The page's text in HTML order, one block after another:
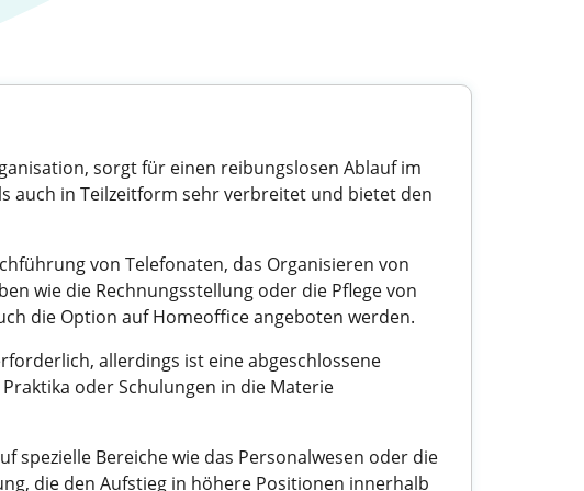
sorgt für einen reibungslosen Ablauf im
auch in Teilzeitform sehr verbreitet und bietet den
von Telefonaten, das Organisieren von
wie die Rechnungsstellung oder die Pflege von
die Option auf Homeoffice angeboten werden.
allerdings ist eine abgeschlossene
oder Schulungen in die Materie
spezielle Bereiche wie das Personalwesen oder die
die den Aufstieg in höhere Positionen innerhalb